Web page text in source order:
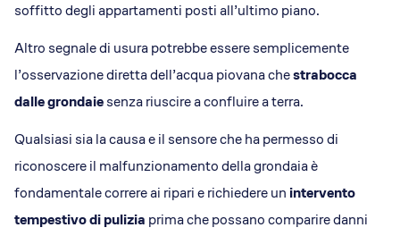
soffitto degli appartamenti posti all’ultimo piano.
Altro segnale di usura potrebbe essere semplicemente
l’osservazione diretta dell’acqua piovana chestrabocca
dalle grondaiesenza riuscire a confluire a terra.
Qualsiasi sia la causa e il sensore che ha permesso di
riconoscere il malfunzionamento della grondaia è
fondamentale correre ai ripari e richiedere un intervento
tempestivo di pulizia prima che possano comparire danni